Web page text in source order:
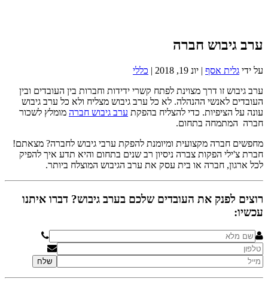
ערב גיבוש חברה
על ידי גלית אסף | יונ 19, 2018 | כללי
ערב גיבוש זו דרך מצוינת לפתח קשרי ידידות וחברות בין העובדים ובין
העובדים לאנשי ההנהלה. לא כל ערב גיבוש מצליח ולא כל ערב גיבוש
עונה על הציפיות. כדי להצליח בהפקת ערב גיבוש חברה מומלץ לשכור
חברה המתמחה בתחום.
מחפשים חברה מקצועית ומיומנת להפקת ערבי גיבוש לחברה? מצאתם!
חברת צ'ילי הפקות צברה ניסיון רב שנים בתחום והיא תדע איך להפיק
לכל ארגון, חברה או בית עסק את ערב הגיבוש המוצלח ביותר.
רוצים לפנק את העובדים שלכם בערב גיבוש? דברו איתנו
עכשיו: